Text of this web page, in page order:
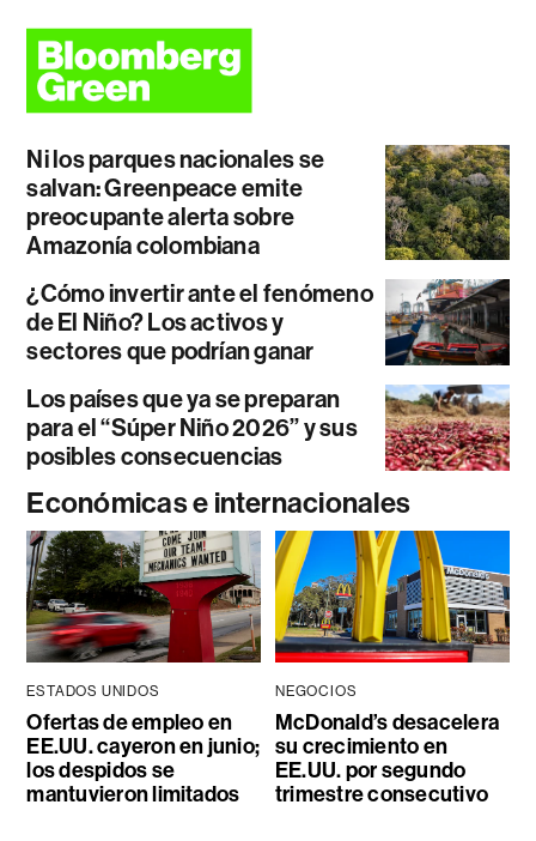
Ni los parques nacionales se
salvan: Greenpeace emite
preocupante alerta sobre
Amazonía colombiana
¿Cómo invertir ante el fenómeno
de El Niño? Los activos y
sectores que podrían ganar
Los países que ya se preparan
para el “Súper Niño 2026” y sus
posibles consecuencias
Económicas e internacionales
ESTADOS UNIDOS
Ofertas de empleo en
EE.UU. cayeron en junio;
los despidos se
mantuvieron limitados
NEGOCIOS
McDonald’s desacelera
su crecimiento en
EE.UU. por segundo
trimestre consecutivo